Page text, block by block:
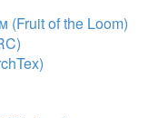
(Fruit of the Loom)